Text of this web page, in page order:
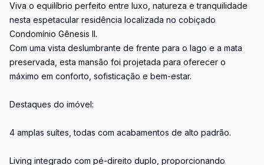
Viva o equilíbrio perfeito entre luxo, natureza e tranquilidade
nesta espetacular residência localizada no cobiçado
Condomínio Gênesis II.
Com uma vista deslumbrante de frente para o lago e a mata
preservada, esta mansão foi projetada para oferecer o
máximo em conforto, sofisticação e bem-estar.
Destaques do imóvel:
4 amplas suítes, todas com acabamentos de alto padrão.
Living integrado com pé-direito duplo, proporcionando